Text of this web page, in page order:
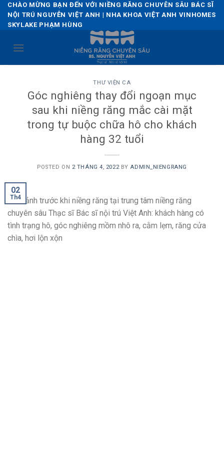
Skip
content
CHÀO MỪNG BẠN ĐẾN VỚI NIỀNG RĂNG CHUYÊN SÂU BÁC SĨ
NỘI TRÚ NGUYỄN VIỆT ANH | NHA KHOA VIỆT ANH VINHOMES
SKYLAKE PHẠM HÙNG
THƯ VIỆN CA
Góc nghiêng thay đổi ngoạn mục
sau khi niềng răng mắc cài mặt
trong tự buộc chữa hô cho khách
hàng 32 tuổi
POSTED ON 2 THÁNG 4, 2022 BY ADMIN_NIENGRANG
02
Th4
Hình ảnh trước khi niềng răng tại trung tâm niềng răng
chuyên sâu Thạc sĩ Bác sĩ nội trú Việt Anh: khách hàng có
tình trạng hô, góc nghiêng mồm nhô ra, cằm lẹm, răng cửa
chìa, hơi lộn xộn